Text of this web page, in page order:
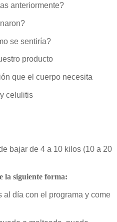
anteriormente?
se sentiría?
producto
que el cuerpo necesita
celulitis
bajar de 4 a 10 kilos (10 a 20
la siguiente forma:
al día con el programa y come